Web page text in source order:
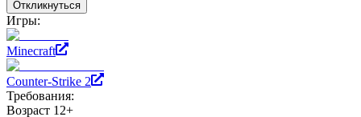
Откликнуться
Игры:
Minecraft
Counter-Strike 2
Требования:
Возраст 12+